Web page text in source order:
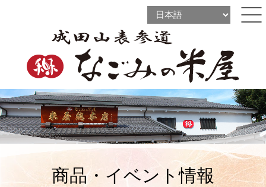
ine
商品・イベント情報